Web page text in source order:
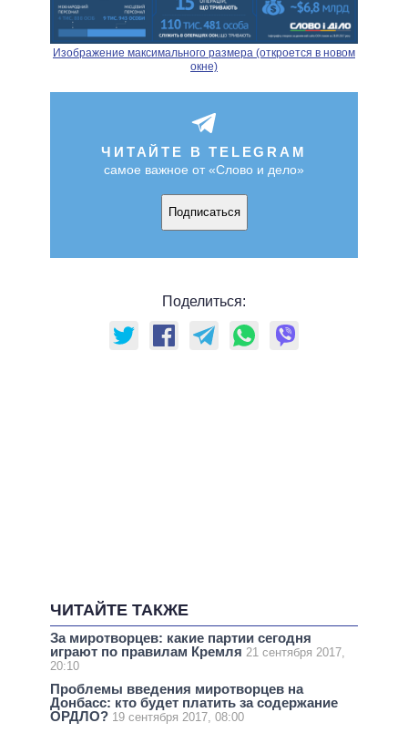
Изображение максимального размера (откроется в новом
окне)
ЧИТАЙТЕ В TELEGRAM
самое важное от «Слово и дело»
Подписаться
Поделиться:
ЧИТАЙТЕ ТАКЖЕ
За миротворцев: какие партии сегодня
играют по правилам Кремля 21 сентября 2017,
20:10
Проблемы введения миротворцев на
Донбасс: кто будет платить за содержание
ОРДЛО? 19 сентября 2017, 08:00